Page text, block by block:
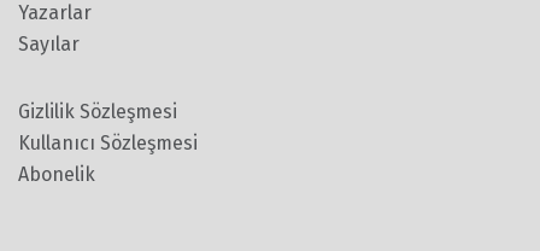
Yazarlar
Sayılar
Gizlilik Sözleşmesi
Kullanıcı Sözleşmesi
Abonelik